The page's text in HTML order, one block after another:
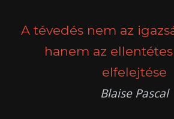
A tévedés nem az
hanem az
elfelejtése
Blaise Pascal